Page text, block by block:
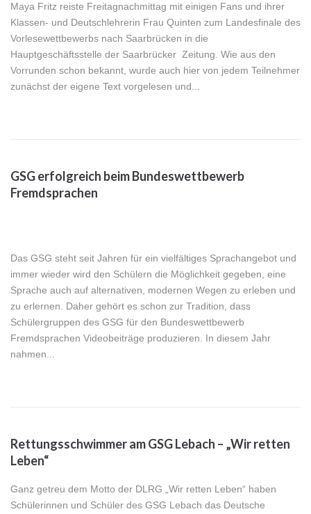
Maya Fritz reiste Freitagnachmittag mit einigen Fans und ihrer
Klassen- und Deutschlehrerin Frau Quinten zum Landesfinale des
Vorlesewettbewerbs nach Saarbrücken in die
Hauptgeschäftsstelle der Saarbrücker Zeitung. Wie aus den
Vorrunden schon bekannt, wurde auch hier von jedem Teilnehmer
zunächst der eigene Text vorgelesen und...
GSG erfolgreich beim Bundeswettbewerb
Fremdsprachen
Das GSG steht seit Jahren für ein vielfältiges Sprachangebot und
immer wieder wird den Schülern die Möglichkeit gegeben, eine
Sprache auch auf alternativen, modernen Wegen zu erleben und
zu erlernen. Daher gehört es schon zur Tradition, dass
Schülergruppen des GSG für den Bundeswettbewerb
Fremdsprachen Videobeiträge produzieren. In diesem Jahr
nahmen...
Rettungsschwimmer am GSG Lebach – „Wir retten
Leben“
Ganz getreu dem Motto der DLRG „Wir retten Leben“ haben
Schülerinnen und Schüler des GSG Lebach das Deutsche